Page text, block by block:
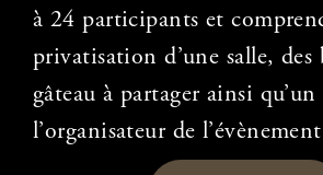
à 24 participants et
privatisation d’une salle, des
gâteau à partager ainsi
l’organisateur de